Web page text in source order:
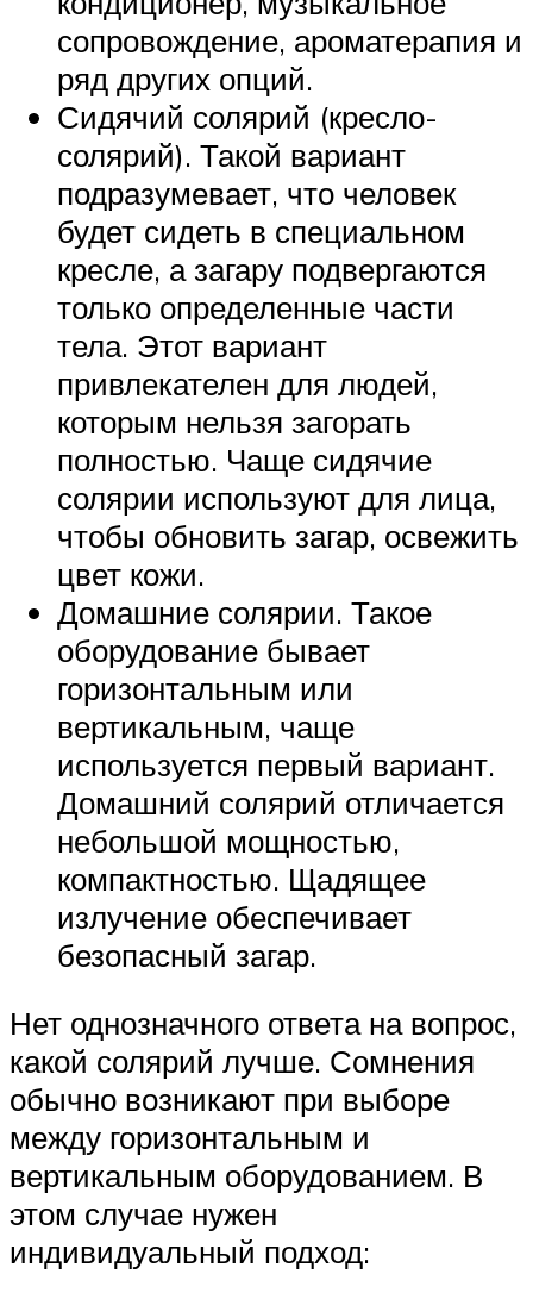
сопровождение, ароматерапия и
ряд других опций.
Сидячий солярий (кресло-
солярий). Такой вариант
подразумевает, что человек
будет сидеть в специальном
кресле, а загару подвергаются
только определенные части
тела. Этот вариант
привлекателен для людей,
которым нельзя загорать
полностью. Чаще сидячие
солярии используют для лица,
чтобы обновить загар, освежить
цвет кожи.
Домашние солярии. Такое
оборудование бывает
горизонтальным или
вертикальным, чаще
используется первый вариант.
Домашний солярий отличается
небольшой мощностью,
компактностью. Щадящее
излучение обеспечивает
безопасный загар.
Нет однозначного ответа на вопрос,
какой солярий лучше. Сомнения
обычно возникают при выборе
между горизонтальным и
вертикальным оборудованием. В
этом случае нужен
индивидуальный подход: